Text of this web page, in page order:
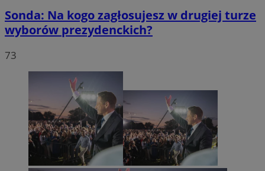
Sonda: Na kogo zagłosujesz w drugiej turze
wyborów prezydenckich?
73